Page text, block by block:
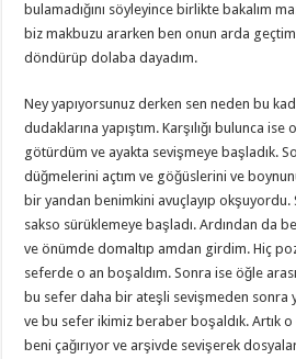
bulamadığını söyleyince birlikte bakalım
biz makbuzu ararken ben onun arda
döndürüp dolaba dayadım.
Ney yapıyorsunuz derken sen neden bu
dudaklarına yapıştım. Karşılığı bulunca
götürdüm ve ayakta sevişmeye başladık.
düğmelerini açtım ve göğüslerini ve
bir yandan benimkini avuçlayıp okşuyordu.
sakso sürüklemeye başladı. Ardından da
ve önümde domaltıp amdan girdim. Hiç
seferde o an boşaldım. Sonra ise öğle
bu sefer daha bir ateşli sevişmeden sonra
ve bu sefer ikimiz beraber boşaldık. Artık o
beni çağırıyor ve arşivde sevişerek